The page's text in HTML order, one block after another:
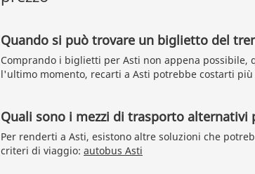
Quando si può trovare un biglietto del
Comprando i biglietti per Asti non appena possibile,
l'ultimo momento, recarti a Asti potrebbe costarti più
Quali sono i mezzi di trasporto alternativi
Per renderti a Asti, esistono altre soluzioni che
criteri di viaggio: autobus Asti